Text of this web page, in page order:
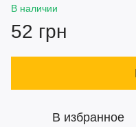
В наличии
52 грн
В избранное